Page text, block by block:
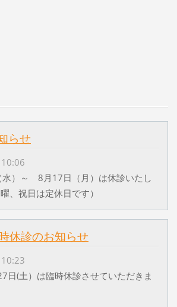
らせ
）～ 8月17日（月）は休診いたし
、祝日は定休日です）
休診のお知らせ
日(土）は臨時休診させていただきま